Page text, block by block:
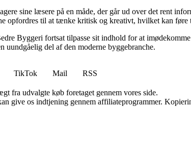
sine læsere på en måde, der går ud over det rent
opfordres til at tænke kritisk og kreativt, hvilket kan føre
Byggeri fortsat tilpasse sit indhold for at
del af den moderne byggebranche.
TikTok Mail
RSS
fra udvalgte køb foretaget gennem vores side.
give os indtjening gennem affiliateprogrammer.